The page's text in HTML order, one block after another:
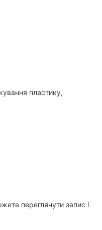
пластику,
переглянути запис і